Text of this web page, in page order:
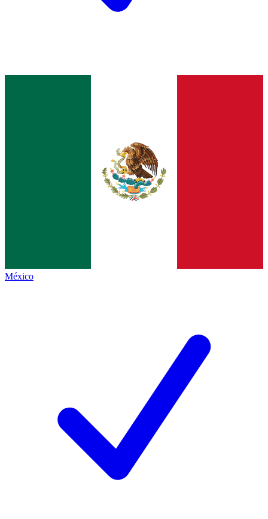
México